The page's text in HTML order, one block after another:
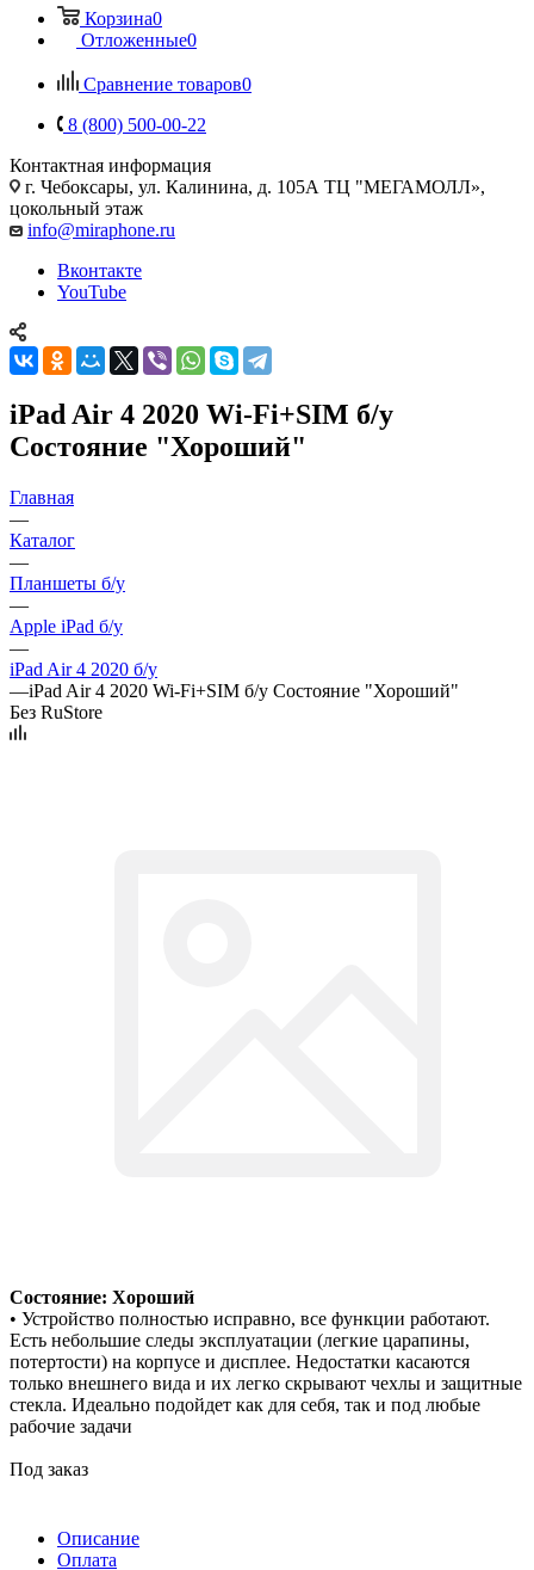
Корзина0
Отложенные0
Сравнение товаров0
8 (800) 500-00-22
Контактная информация
г. Чебоксары, ул. Калинина, д. 105А ТЦ "МЕГАМОЛЛ»,
цокольный этаж
info@miraphone.ru
Вконтакте
YouTube
iPad Air 4 2020 Wi-Fi+SIM б/у
Состояние "Хороший"
Главная
—
Каталог
—
Планшеты б/у
—
Apple iPad б/у
—
iPad Air 4 2020 б/у
—iPad Air 4 2020 Wi-Fi+SIM б/у Состояние "Хороший"
Без RuStore
Состояние: Хороший
• Устройство полностью исправно, все функции работают.
Есть небольшие следы эксплуатации (легкие царапины,
потертости) на корпусе и дисплее. Недостатки касаются
только внешнего вида и их легко скрывают чехлы и защитные
стекла. Идеально подойдет как для себя, так и под любые
рабочие задачи
Под заказ
Описание
Оплата